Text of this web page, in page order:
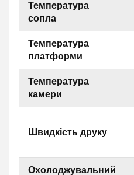
Температура
сопла
Температура
платформи
Температура
камери
Швидкість друку
Охолоджувальний